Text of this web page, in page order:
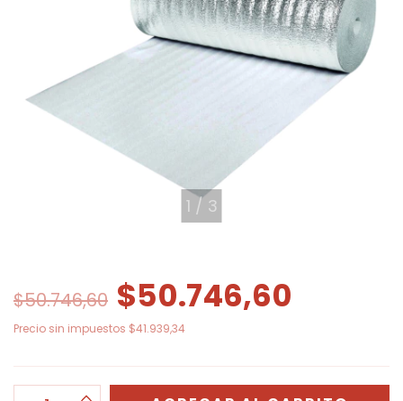
1 / 3
$50.746,60 $50.746,60
Precio sin impuestos $41.939,34